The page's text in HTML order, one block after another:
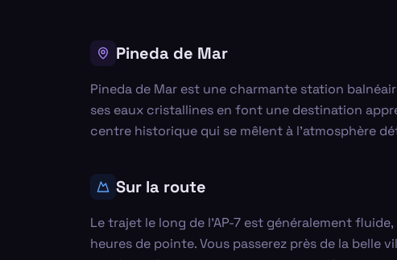
Pineda de Mar
Pineda de Mar est une charmante station
ses eaux cristallines en font une destination
centre historique qui se mêlent à l'atmosphère
Sur la route
Le trajet le long de l'AP-7 est généralement
heures de pointe. Vous passerez près de la belle